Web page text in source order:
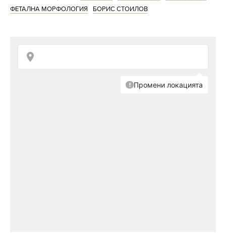
ФЕТАЛНА МОРФОЛОГИЯ
БОРИС СТОИЛОВ